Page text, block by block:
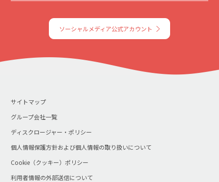
ソーシャルメディア公式アカウント
サイトマップ
グループ会社一覧
ディスクロージャー・ポリシー
個人情報保護方針および個人情報の取り扱いについて
Cookie（クッキー）ポリシー
利用者情報の外部送信について